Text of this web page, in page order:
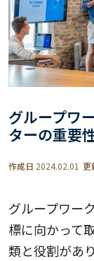
グループワ
ターの重要
作成日 2024.02.01 更
グループワー
標に向かって
類と役割があ